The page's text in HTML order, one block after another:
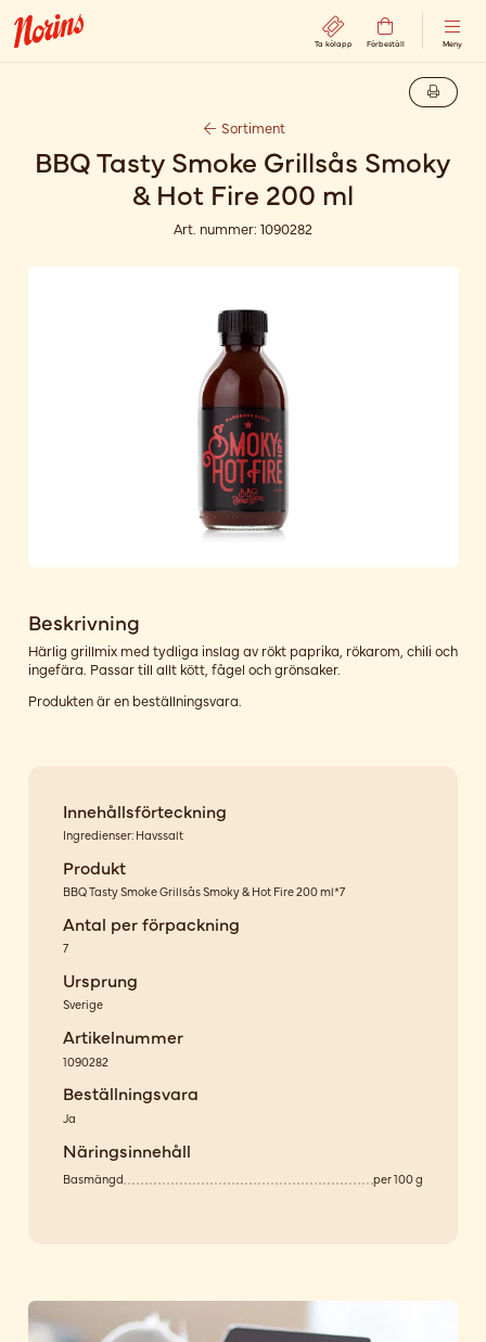
Ta kölapp Förbeställ Meny
Sortiment
BBQ Tasty Smoke Grillsås Smoky
& Hot Fire 200 ml
Art. nummer: 1090282
Beskrivning
Härlig grillmix med tydliga inslag av rökt paprika, rökarom, chili och
ingefära. Passar till allt kött, fågel och grönsaker.
Produkten är en beställningsvara.
Innehållsförteckning
Ingredienser: Havssalt
Produkt
BBQ Tasty Smoke Grillsås Smoky & Hot Fire 200 ml*7
Antal per förpackning
7
Ursprung
Sverige
Artikelnummer
1090282
Beställningsvara
Ja
Näringsinnehåll
Basmängd per 100 g